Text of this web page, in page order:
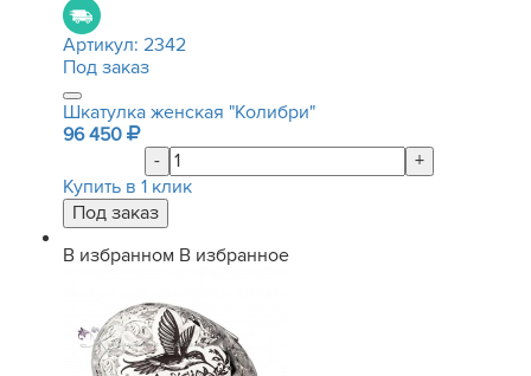
Артикул: 2342
Под заказ
Шкатулка женская "Колибри"
96 450
-
+
Купить в 1 клик
В избранном В избранное